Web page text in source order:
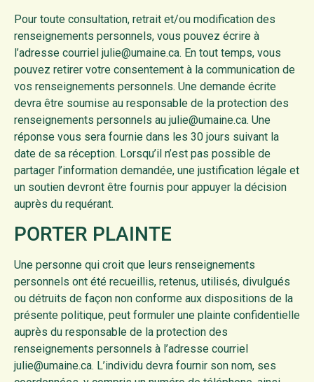
Pour toute consultation, retrait et/ou modification des
renseignements personnels, vous pouvez écrire à
l’adresse courriel julie@umaine.ca. En tout temps, vous
pouvez retirer votre consentement à la communication de
vos renseignements personnels. Une demande écrite
devra être soumise au responsable de la protection des
renseignements personnels au julie@umaine.ca. Une
réponse vous sera fournie dans les 30 jours suivant la
date de sa réception. Lorsqu’il n’est pas possible de
partager l’information demandée, une justification légale et
un soutien devront être fournis pour appuyer la décision
auprès du requérant.
PORTER PLAINTE
Une personne qui croit que leurs renseignements
personnels ont été recueillis, retenus, utilisés, divulgués
ou détruits de façon non conforme aux dispositions de la
présente politique, peut formuler une plainte confidentielle
auprès du responsable de la protection des
renseignements personnels à l’adresse courriel
julie@umaine.ca. L’individu devra fournir son nom, ses